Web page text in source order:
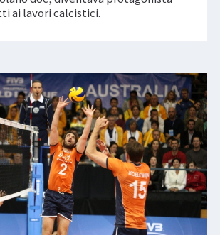
ai lavori calcistici.